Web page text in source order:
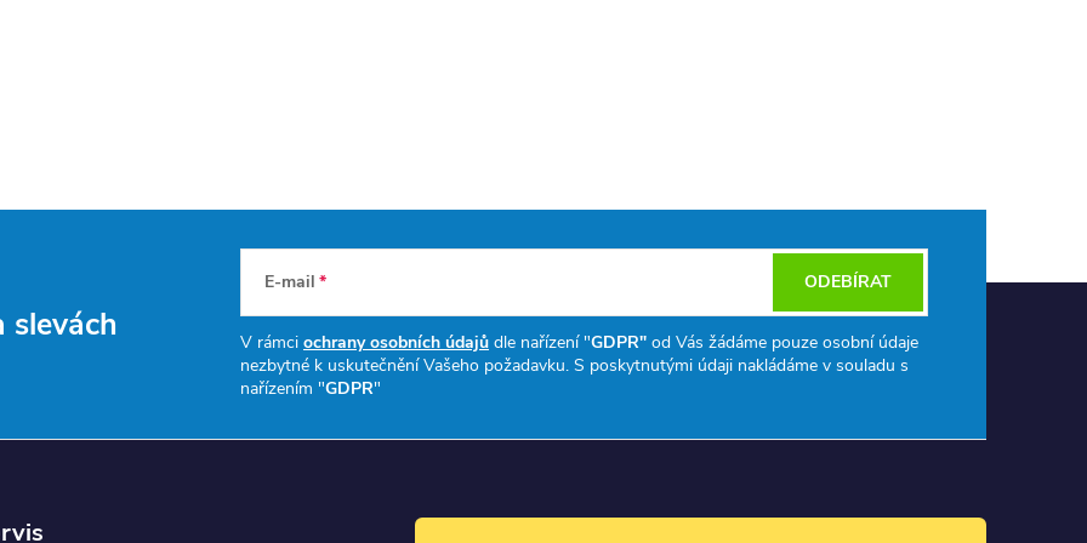
slevách
E-mail
V rámci ochrany osobních údajů dle nařízení "GDPR" od Vás žádáme pouze osobní údaje
nezbytné k uskutečnění Vašeho požadavku. S poskytnutými údaji nakládáme v souladu s
nařízením "GDPR"
ODEBÍRAT